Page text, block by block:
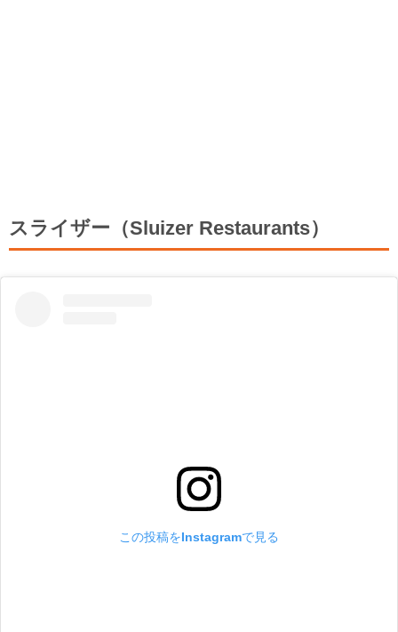
スライザー（Sluizer Restaurants）
この投稿をInstagramで見る